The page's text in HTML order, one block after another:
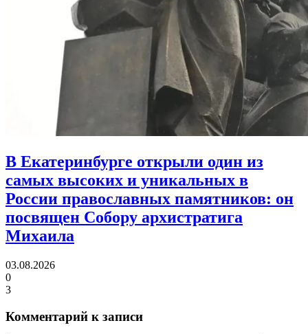
В Екатеринбурге открыли один из
самых высоких и уникальных в
России православных памятников: он
посвящен Собору архистратига
Михаила
03.08.2026
0
3
Комментарий к записи